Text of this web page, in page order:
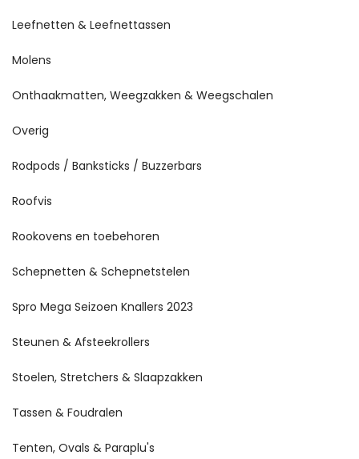
Leefnetten & Leefnettassen
Molens
Onthaakmatten, Weegzakken & Weegschalen
Overig
Rodpods / Banksticks / Buzzerbars
Roofvis
Rookovens en toebehoren
Schepnetten & Schepnetstelen
Spro Mega Seizoen Knallers 2023
Steunen & Afsteekrollers
Stoelen, Stretchers & Slaapzakken
Tassen & Foudralen
Tenten, Ovals & Paraplu's